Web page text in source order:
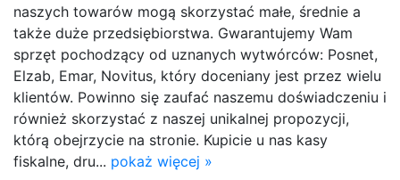
naszych towarów mogą skorzystać małe, średnie a
także duże przedsiębiorstwa. Gwarantujemy Wam
sprzęt pochodzący od uznanych wytwórców: Posnet,
Elzab, Emar, Novitus, który doceniany jest przez wielu
klientów. Powinno się zaufać naszemu doświadczeniu i
również skorzystać z naszej unikalnej propozycji,
którą obejrzycie na stronie. Kupicie u nas kasy
fiskalne, dru... pokaż więcej »